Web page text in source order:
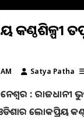
କଣ୍ଠଶିଳ୍ପୀ
Satya Patha
: ରାଜଧାନୀ
ଲୋକପ୍ରିୟ